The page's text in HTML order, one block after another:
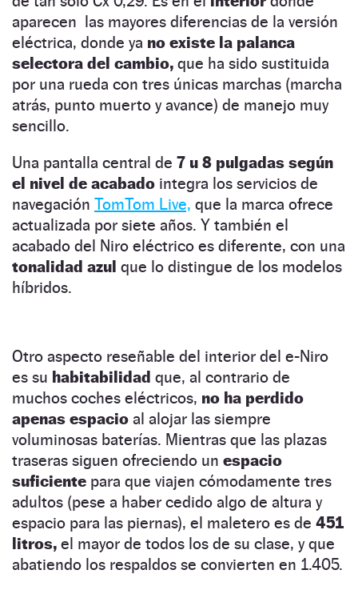
aparecen las mayores diferencias de la versión
eléctrica, donde ya no existe la palanca
selectora del cambio, que ha sido sustituida
por una rueda con tres únicas marchas (marcha
atrás, punto muerto y avance) de manejo muy
sencillo.
Una pantalla central de 7 u 8 pulgadas según
el nivel de acabado integra los servicios de
navegación TomTom Live, que la marca ofrece
actualizada por siete años. Y también el
acabado del Niro eléctrico es diferente, con una
tonalidad azul que lo distingue de los modelos
híbridos.
Otro aspecto reseñable del interior del e-Niro
es su habitabilidad que, al contrario de
muchos coches eléctricos, no ha perdido
apenas espacio al alojar las siempre
voluminosas baterías. Mientras que las plazas
traseras siguen ofreciendo un espacio
suficiente para que viajen cómodamente tres
adultos (pese a haber cedido algo de altura y
espacio para las piernas), el maletero es de 451
litros, el mayor de todos los de su clase, y que
abatiendo los respaldos se convierten en 1.405.